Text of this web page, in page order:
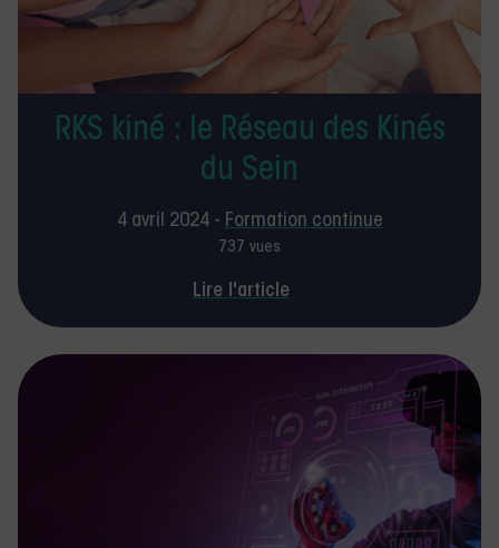
RKS kiné : le Réseau des Kinés
du Sein
4 avril 2024 - Formation continue
737 vues
Lire l'article